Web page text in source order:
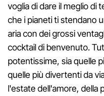
voglia di dare il meglio di
che i pianeti ti stendano
aria con dei grossi
cocktail di benvenuto.
potentissime, sia quelle
quelle più divertenti da
l'estate dell'amore, della